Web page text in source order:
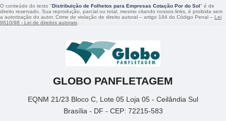
O conteúdo do texto "Distribuição de Folhetos para Empresas Cotação Por do Sol" é de
direito reservado. Sua reprodução, parcial ou total, mesmo citando nossos links, é proibida sem
a autorização do autor. Crime de violação de direito autoral – artigo 184 do Código Penal – Lei
9610/98 - Lei de direitos autorais
GLOBO PANFLETAGEM
EQNM 21/23 Bloco C, Lote 05 Loja 05 - Ceilândia Sul
Brasília - DF - CEP: 72215-583